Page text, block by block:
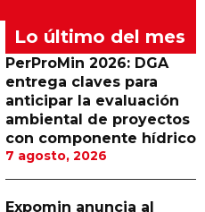
Lo último del mes
PerProMin 2026: DGA
entrega claves para
anticipar la evaluación
ambiental de proyectos
con componente hídrico
7 agosto, 2026
Expomin anuncia al